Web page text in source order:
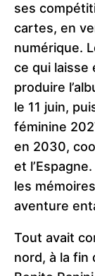
ses
cartes, en
numérique.
ce qui laisse
produire
le 11 juin,
féminine
en 2030,
et
les
aventure
Tout avait
nord, à la fin